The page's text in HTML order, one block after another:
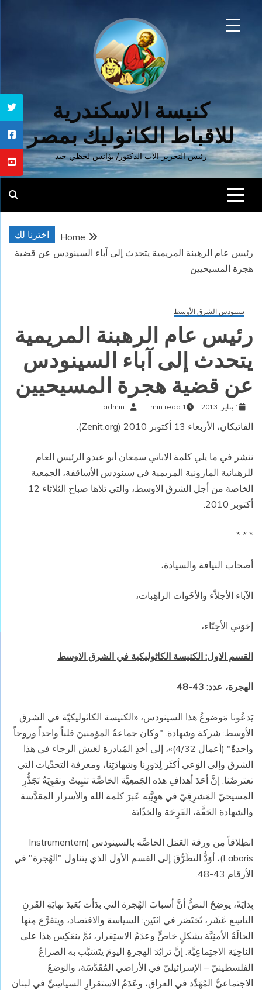
كنيسة الاسكندرية
للاقباط الكاثوليك بمصر
رئيس التحرير الاب الدكتور/ يؤانس لحظي جيد
اخترنا لك
Home
رئيس عام الرهبنة المريمية يتحدث إلى آباء السينودس عن قضية
هجرة المسيحيين
سينودس الشرق الأوسط
رئيس عام الرهبنة المريمية
يتحدث إلى آباء السينودس
عن قضية هجرة المسيحيين
1 يناير, 2013 1 min read
admin
الفاتيكان، الأربعاء 13 أكتوبر 2010 ( Zenit.org
).
ننشر في ما يلي كلمة الاباتي سمعان أبو عبدو الرئيس العام
للرهبانية المارونية المريمية في سينودس الأساقفة، الجمعية
الخاصة من أجل الشرق الاوسط، والتي تلاها صباح الثلاثاء 12
أكتوبر 2010.
* * *
أصحاب النيافة والسيادة،
الآباء الأجلاّء والأخَوات الراهِبات،
إخوَتي الأحِبّاء،
القسم الاول: الكنيسة الكاثوليكية في الشرق الاوسط
الهجرة، عدد: 43-48
يَدعُونا مَوضوعُ هذا السينودس، «الكنيسة الكاثوليكيّة في الشرق
الأوسط: شركة وشهادة. "وكان جماعةُ المؤمنينَ قلباً واحداً وروحاً
واحدةً" (أعمال 4/32)»، إلى أخذِ المُبادرة لعَيش الرجاء في هذا
الشرق وإلى الوَعي أكثَر لِدَورِنا وشهادَتِنا، ومعرفة التحدِّيات التي
تعترضُنا. إنَّ أحَدَ أهدافِ هذه الجَمعِيَّة الخاصَّة تثبِيتُ وتقوِيَةُ تَجَذُّرِ
المسيحيّ المَشرِقِيّ في هوِيَّتِه عَبرَ كلمة الله والأسرار المقدَّسة
والشهادة الحَقَّة، الفَرِحَة والجَذّابَة.
انطِلاقاً مِن ورقة العَمَل الخاصَّة بالسينودس (Instrumentem
Laboris)، أوَدُّ التطَرُّقَ إلى القسم الأول الذي يتناول "الهُجرة" في
الأرقام 43-48.
بِدايَةً، يوضِحُ النصُّ أنَّ أسبابَ الهُجرة التي بدَأت بُعَيدَ نهايَةِ القَرنِ
التاسِع عَشَر، تُختَصَر في اثنَين: السياسة والاقتصاد، ويتفرَّع مِنها
الحالَةُ الأمنِيَّة بشكلٍ خاصٍّ وعدَمُ الاستِقرار، ثمَّ ينعَكِس هذا على
الناحِيَة الاجتِماعِيَّة. إنَّ تزايُدَ الهجرةِ اليومَ يتَسَبَّب به الصراعُ
الفلسطينيّ – الإسرائيليّ في الأراضي المُقَدَّسَة، والوَضعُ
الاجتماعيُّ المُهَدِّد في العراق، وعَدَمُ الاستقرارِ السياسِيِّ في لبنان